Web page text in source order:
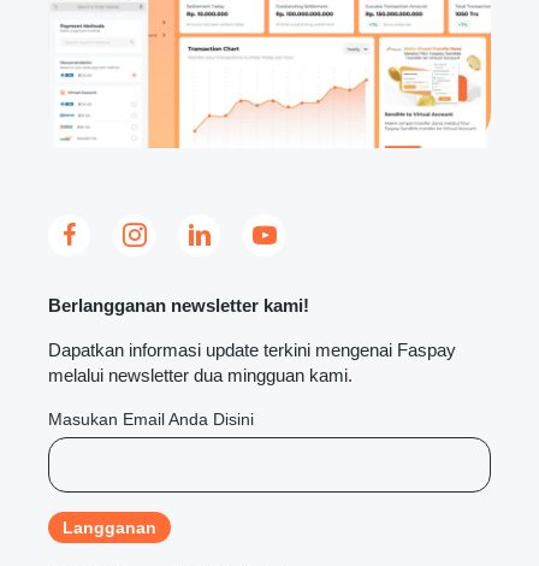
Berlangganan newsletter kami!
Dapatkan informasi update terkini mengenai Faspay
melalui newsletter dua mingguan kami.
Masukan Email Anda Disini